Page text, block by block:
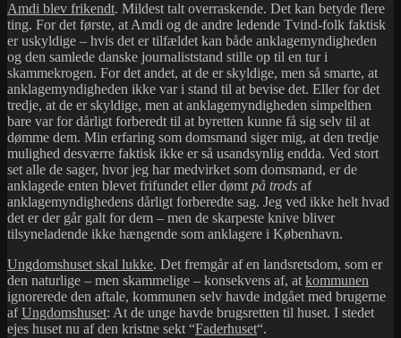
Amdi blev frikendt. Mildest talt overraskende. Det kan betyde flere
ting. For det første, at Amdi og de andre ledende Tvind-folk faktisk
er uskyldige – hvis det er tilfældet kan både anklagemyndigheden
og den samlede danske journaliststand stille op til en tur i
skammekrogen. For det andet, at de er skyldige, men så smarte, at
anklagemyndigheden ikke var i stand til at bevise det. Eller for det
tredje, at de er skyldige, men at anklagemyndigheden simpelthen
bare var for dårligt forberedt til at byretten kunne få sig selv til at
dømme dem. Min erfaring som domsmand siger mig, at den tredje
mulighed desværre faktisk ikke er så usandsynlig endda. Ved stort
set alle de sager, hvor jeg har medvirket som domsmand, er de
anklagede enten blevet frifundet eller dømt på trods af
anklagemyndighedens dårligt forberedte sag. Jeg ved ikke helt hvad
det er der går galt for dem – men de skarpeste knive bliver
tilsyneladende ikke hængende som anklagere i København.
Ungdomshuset skal lukke. Det fremgår af en landsretsdom, som er
den naturlige – men skammelige – konsekvens af, at kommunen
ignorerede den aftale, kommunen selv havde indgået med brugerne
afUngdomshuset: At de unge havde brugsretten til huset. I stedet
ejes huset nu af den kristne sekt “Faderhuset“.